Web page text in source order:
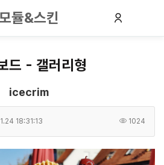
듈&스킨
드 - 갤러리형
icecrim
18:31:13 1024